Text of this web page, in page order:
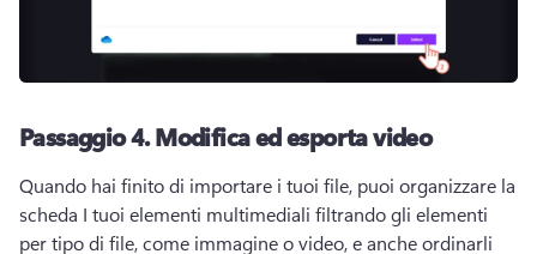
Passaggio 4.Modifica ed esporta video
Quando hai finito di importare i tuoi file, puoi organizzare la
scheda I tuoi elementi multimediali filtrando gli elementi
per tipo di file, come immagine o video, e anche ordinarli